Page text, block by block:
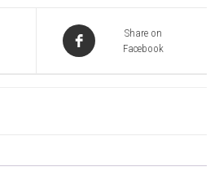
Share on
Facebook